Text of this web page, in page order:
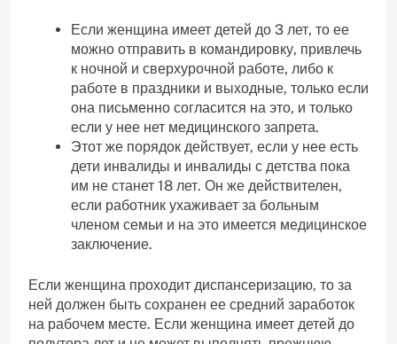
Если женщина имеет детей до 3 лет, то ее
можно отправить в командировку, привлечь
к ночной и сверхурочной работе, либо к
работе в праздники и выходные, только если
она письменно согласится на это, и только
если у нее нет медицинского запрета.
Этот же порядок действует, если у нее есть
дети инвалиды и инвалиды с детства пока
им не станет 18 лет. Он же действителен,
если работник ухаживает за больным
членом семьи и на это имеется медицинское
заключение.
Если женщина проходит диспансеризацию, то за
ней должен быть сохранен ее средний заработок
на рабочем месте. Если женщина имеет детей до